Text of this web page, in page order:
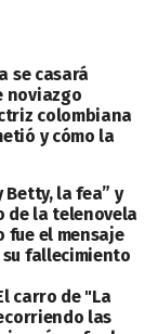
se casará
noviazgo
colombiana
y cómo la
Betty, la fea” y
de la telenovela
fue el mensaje
fallecimiento
carro de "La
las